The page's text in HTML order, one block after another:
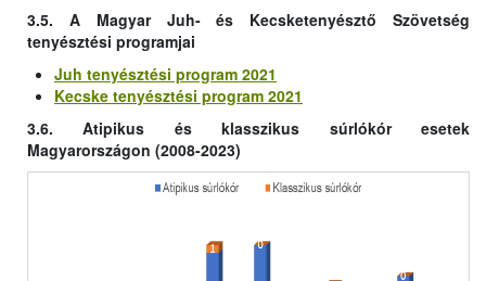
3.5. A Magyar Juh- és Kecsketenyésztő Szövetség
tenyésztési programjai
Juh tenyésztési program 2021
Kecske tenyésztési program 2021
3.6. Atipikus és klasszikus súrlókór esetek
Magyarországon (2008-2023)